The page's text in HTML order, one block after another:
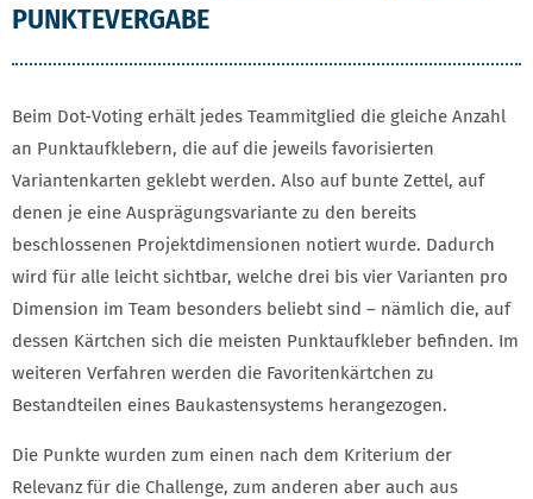
PUNKTEVERGABE
Beim Dot-Voting erhält jedes Teammitglied die gleiche Anzahl
an Punktaufklebern, die auf die jeweils favorisierten
Variantenkarten geklebt werden. Also auf bunte Zettel, auf
denen je eine Ausprägungsvariante zu den bereits
beschlossenen Projektdimensionen notiert wurde. Dadurch
wird für alle leicht sichtbar, welche drei bis vier Varianten pro
Dimension im Team besonders beliebt sind – nämlich die, auf
dessen Kärtchen sich die meisten Punktaufkleber befinden. Im
weiteren Verfahren werden die Favoritenkärtchen zu
Bestandteilen eines Baukastensystems herangezogen.
Die Punkte wurden zum einen nach dem Kriterium der
Relevanz für die Challenge, zum anderen aber auch aus